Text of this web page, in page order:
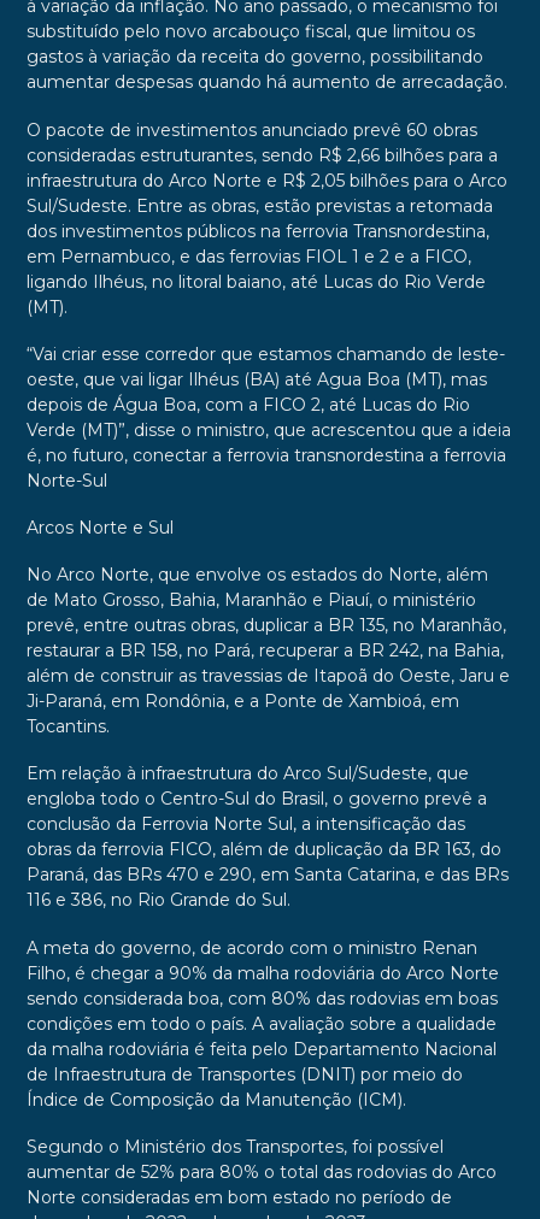
à variação da inflação. No ano passado, o mecanismo foi
substituído pelo novo arcabouço fiscal, que limitou os
gastos à variação da receita do governo, possibilitando
aumentar despesas quando há aumento de arrecadação.
O pacote de investimentos anunciado prevê 60 obras
consideradas estruturantes, sendo R$ 2,66 bilhões para a
infraestrutura do Arco Norte e R$ 2,05 bilhões para o Arco
Sul/Sudeste. Entre as obras, estão previstas a retomada
dos investimentos públicos na ferrovia Transnordestina,
em Pernambuco, e das ferrovias FIOL 1 e 2 e a FICO,
ligando Ilhéus, no litoral baiano, até Lucas do Rio Verde
(MT).
“Vai criar esse corredor que estamos chamando de leste-
oeste, que vai ligar Ilhéus (BA) até Agua Boa (MT), mas
depois de Água Boa, com a FICO 2, até Lucas do Rio
Verde (MT)”, disse o ministro, que acrescentou que a ideia
é, no futuro, conectar a ferrovia transnordestina a ferrovia
Norte-Sul
Arcos Norte e Sul
No Arco Norte, que envolve os estados do Norte, além
de Mato Grosso, Bahia, Maranhão e Piauí, o ministério
prevê, entre outras obras, duplicar a BR 135, no Maranhão,
restaurar a BR 158, no Pará, recuperar a BR 242, na Bahia,
além de construir as travessias de Itapoã do Oeste, Jaru e
Ji-Paraná, em Rondônia, e a Ponte de Xambioá, em
Tocantins.
Em relação à infraestrutura do Arco Sul/Sudeste, que
engloba todo o Centro-Sul do Brasil, o governo prevê a
conclusão da Ferrovia Norte Sul, a intensificação das
obras da ferrovia FICO, além de duplicação da BR 163, do
Paraná, das BRs 470 e 290, em Santa Catarina, e das BRs
116 e 386, no Rio Grande do Sul.
A meta do governo, de acordo com o ministro Renan
Filho, é chegar a 90% da malha rodoviária do Arco Norte
sendo considerada boa, com 80% das rodovias em boas
condições em todo o país. A avaliação sobre a qualidade
da malha rodoviária é feita pelo Departamento Nacional
de Infraestrutura de Transportes (DNIT) por meio do
Índice de Composição da Manutenção (ICM).
Segundo o Ministério dos Transportes, foi possível
aumentar de 52% para 80% o total das rodovias do Arco
Norte consideradas em bom estado no período de